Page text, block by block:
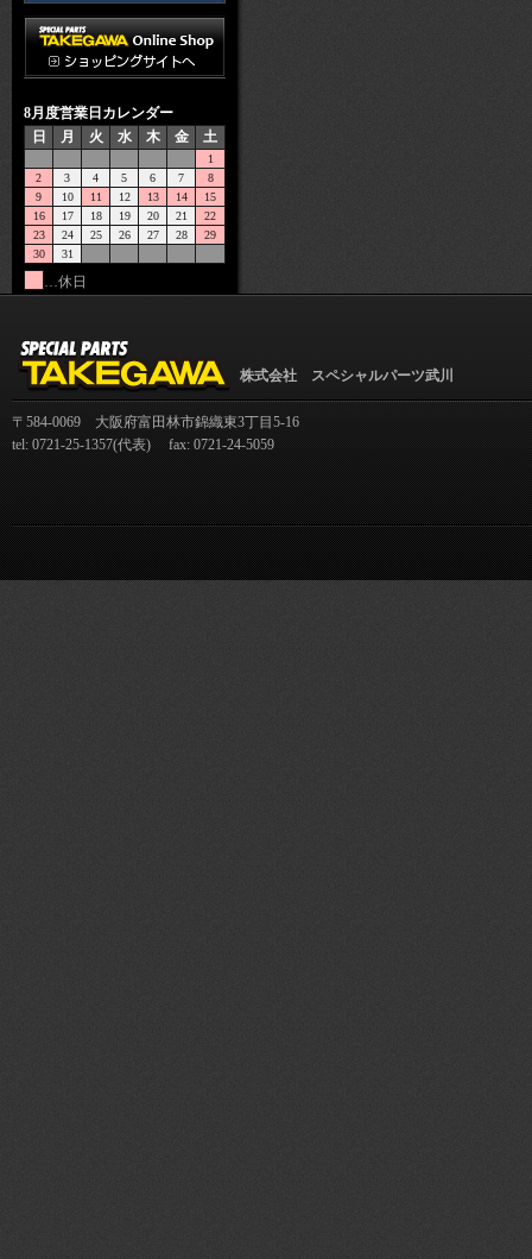
8月度営業日カレンダー
日
月 火 水 木 金 土
1
2
3 4 5 6 7
8
9
10 11 12 13 14
15
16
17 18 19 20 21
22
23
24 25 26 27 28
29
30
31
…休日
株式会社 スペシャルパーツ武川
〒584-0069 大阪府富田林市錦織東3丁目5-16
tel: 0721-25-1357(代表) fax: 0721-24-5059